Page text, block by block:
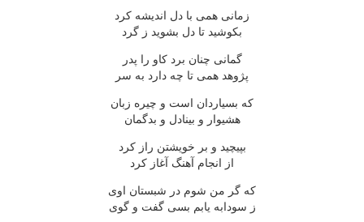
زمانی همی با دل اندیشه کرد
بکوشید تا دل بشوید ز گرد
گمانی چنان برد کاو را پدر
پژوهد همی تا چه دارد به سر
که بسیاردان است و چیره زبان
هشیوار و بینادل و بدگمان
بپیچید و بر خویشتن راز کرد
از انجام آهنگ آغاز کرد
که گر من شوم در شبستان اوی
ز سودابه یابم بسی گفت و گوی